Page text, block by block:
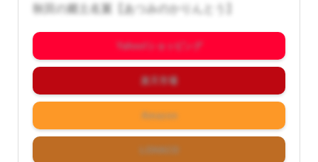
秋田の郷土名菓【あつみのかりんとう】
Yahoo!ショッピング
楽天市場
Amazon